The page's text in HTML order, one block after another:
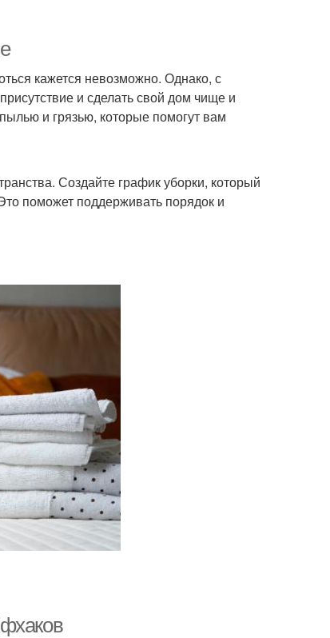
кажется невозможно. Однако, с
и сделать свой дом чище и
и грязью, которые помогут вам
Создайте график уборки, который
поможет поддерживать порядок и